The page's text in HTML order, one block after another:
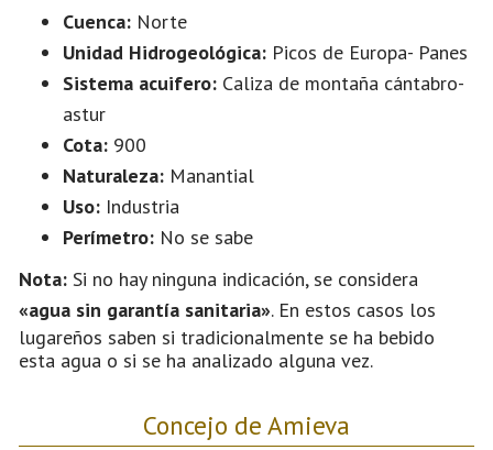
Cuenca: Norte
Unidad Hidrogeológica: Picos de Europa- Panes
Sistema acuifero: Caliza de montaña cántabro-
astur
Cota: 900
Naturaleza: Manantial
Uso: Industria
Perímetro: No se sabe
Nota: Si no hay ninguna indicación, se considera
«agua sin garantía sanitaria». En estos casos los
lugareños saben si tradicionalmente se ha bebido
esta agua o si se ha analizado alguna vez.
Concejo de Amieva